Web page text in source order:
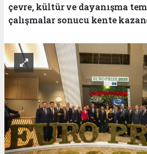
çevre, kültür ve dayanışma
çalışmalar sonucu kente